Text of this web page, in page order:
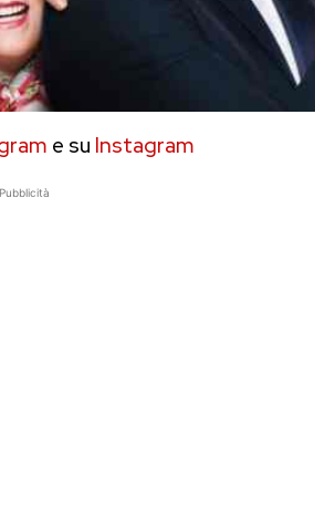
e su Instagram
Pubblicità